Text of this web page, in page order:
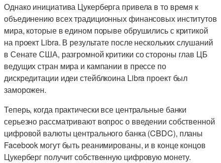
Однако инициатива Цукерберга привела в то время к
объединению всех традиционных финансовых институтов
мира, которые в едином порыве обрушились с критикой
на проект Libra. В результате после нескольких слушаний
в Сенате США, разгромной критики со стороны глав ЦБ
ведущих стран мира и кампании в прессе по
дискредитации идеи стейблкоина Libra проект был
заморожен.
Теперь, когда практически все центральные банки
серьезно рассматривают вопрос о введении собственной
цифровой валюты центрального банка (CBDC), планы
Facebook могут быть реанимированы, и в конце концов
Цукерберг получит собственную цифровую монету.